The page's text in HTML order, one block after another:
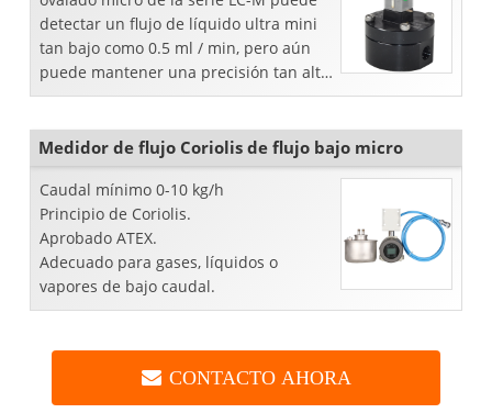
detectar un flujo de líquido ultra mini
tan bajo como 0.5 ml / min, pero aún
puede mantener una precisión tan alta
como 0.5% FS. Es una especie de
pos
Medidor de flujo Coriolis de flujo bajo micro
Caudal mínimo 0-10 kg/h
Principio de Coriolis.
Aprobado ATEX.
Adecuado para gases, líquidos o
vapores de bajo caudal.
CONTACTO AHORA